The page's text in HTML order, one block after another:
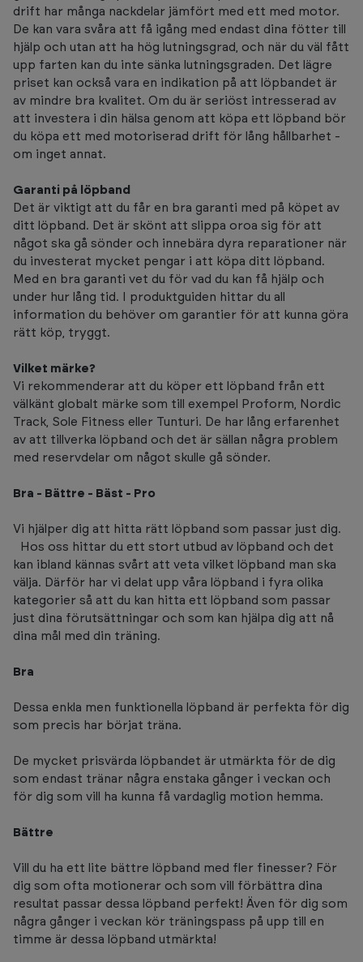
drift har många nackdelar jämfört med ett med motor.
De kan vara svåra att få igång med endast dina fötter till
hjälp och utan att ha hög lutningsgrad, och när du väl fått
upp farten kan du inte sänka lutningsgraden. Det lägre
priset kan också vara en indikation på att löpbandet är
av mindre bra kvalitet. Om du är seriöst intresserad av
att investera i din hälsa genom att köpa ett löpband bör
du köpa ett med motoriserad drift för lång hållbarhet -
om inget annat.
Garanti på löpband
Det är viktigt att du får en bra garanti med på köpet av
ditt löpband. Det är skönt att slippa oroa sig för att
något ska gå sönder och innebära dyra reparationer när
du investerat mycket pengar i att köpa ditt löpband.
Med en bra garanti vet du för vad du kan få hjälp och
under hur lång tid. I produktguiden hittar du all
information du behöver om garantier för att kunna göra
rätt köp, tryggt.
Vilket märke?
Vi rekommenderar att du köper ett löpband från ett
välkänt globalt märke som till exempel Proform, Nordic
Track, Sole Fitness eller Tunturi. De har lång erfarenhet
av att tillverka löpband och det är sällan några problem
med reservdelar om något skulle gå sönder.
Bra - Bättre - Bäst - Pro
Vi hjälper dig att hitta rätt löpband som passar just dig.
Hos oss hittar du ett stort utbud av löpband och det
kan ibland kännas svårt att veta vilket löpband man ska
välja. Därför har vi delat upp våra löpband i fyra olika
kategorier så att du kan hitta ett löpband som passar
just dina förutsättningar och som kan hjälpa dig att nå
dina mål med din träning.
Bra
Dessa enkla men funktionella löpband är perfekta för dig
som precis har börjat träna.
De mycket prisvärda löpbandet är utmärkta för de dig
som endast tränar några enstaka gånger i veckan och
för dig som vill ha kunna få vardaglig motion hemma.
Bättre
Vill du ha ett lite bättre löpband med fler finesser? För
dig som ofta motionerar och som vill förbättra dina
resultat passar dessa löpband perfekt! Även för dig som
några gånger i veckan kör träningspass på upp till en
timme är dessa löpband utmärkta!